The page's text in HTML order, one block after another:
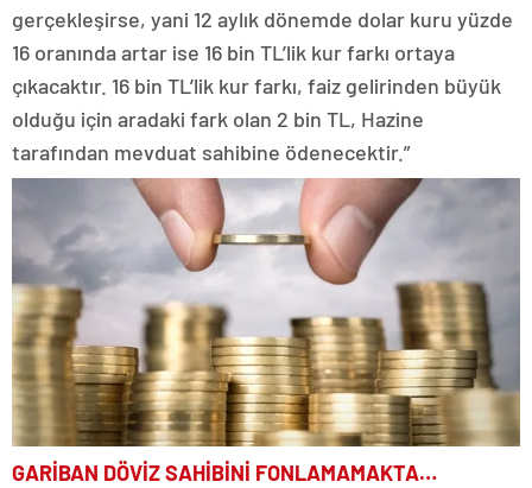
gerçekleşirse, yani 12 aylık dönemde dolar kuru yüzde
16 oranında artar ise 16 bin TL’lik kur farkı ortaya
çıkacaktır. 16 bin TL’lik kur farkı, faiz gelirinden büyük
olduğu için aradaki fark olan 2 bin TL, Hazine
tarafından mevduat sahibine ödenecektir.”
GARİBAN DÖVİZ SAHİBİNİ FONLAMAMAKTA…